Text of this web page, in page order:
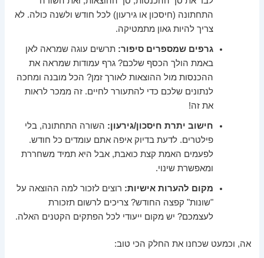
התחתונה (חיסכון או גירעון) לכל חודש ולשנה כולה. לא
צריך להיות גאון מתמטיקה.
גרפים שמספרים סיפור: תרשים עוגה שמראה לאן
באמת הולך הכסף שלכם? גרף עמודות שמראה את
ההכנסות מול ההוצאות לאורך זמן? הכל מובנה ומחכה
לנתונים שלכם כדי להתעורר לחיים. זה ממכר לראות
את זה!
חישוב יתרת חיסכון/גירעון: השורה התחתונה, בלי
פילטרים. לדעת בדיוק איפה אתם עומדים כל חודש.
לפעמים האמת קצת כואבת, אבל היא תמיד משחררת
ומאפשרת שינוי.
מקום להערות אישיות: רוצים לזכור למה ההוצאה על
"שונות" קפצה החודש? צריכים לרשום תזכורת
לעצמכם? יש מקום ייעודי לכל הפתקים הקטנים האלה.
אה, וכמעט שכחנו את החלק הכי טוב: